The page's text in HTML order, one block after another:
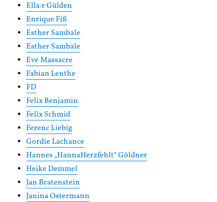
Ella:r Gülden
Enrique Fiß
Esther Sambale
Esther Sambale
Eve Massacre
Fabian Lenthe
FD
Felix Benjamin
Felix Schmid
Ferenc Liebig
Gordie Lachance
Hannes „HannaHerzfehlt“ Göldner
Heike Demmel
Jan Bratenstein
Janina Ostermann